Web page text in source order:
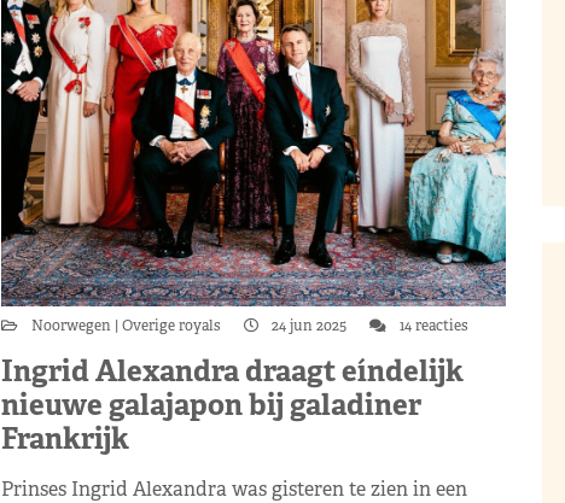
Noorwegen Overige royals 24 jun 2025 14 reacties
Ingrid Alexandra draagt eíndelijk
nieuwe galajapon bij galadiner
Frankrijk
Prinses Ingrid Alexandra was gisteren te zien in een